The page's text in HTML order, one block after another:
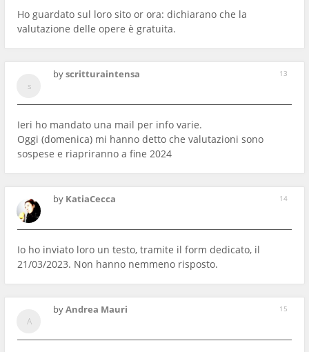
Ho guardato sul loro sito or ora: dichiarano che la
valutazione delle opere è gratuita.
13
byscritturaintensa
Ieri ho mandato una mail per info varie.
Oggi (domenica) mi hanno detto che valutazioni sono
sospese e riapriranno a fine 2024
14
by KatiaCecca
Io ho inviato loro un testo, tramite il form dedicato, il
21/03/2023. Non hanno nemmeno risposto.
15
byAndrea Mauri